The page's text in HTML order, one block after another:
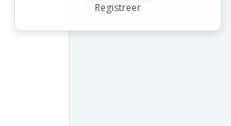
Registreer